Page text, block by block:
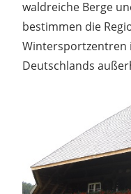
waldreiche Berge
bestimmen die
Wintersportzentren
Deutschlands